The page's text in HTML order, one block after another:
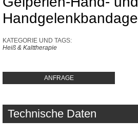
Handgelenkbandage
KATEGORIE UND TAGS:
Heiß & Kalttherapie
ANFRAGE
Technische Daten